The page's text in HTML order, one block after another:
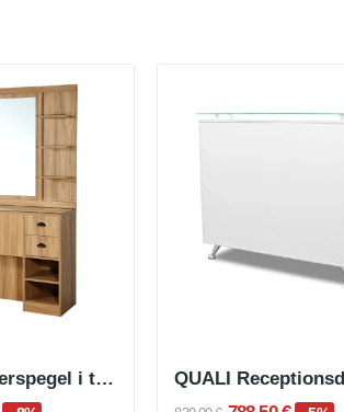
HAIRAY Barberspegel i trä, sminkbord QUALI